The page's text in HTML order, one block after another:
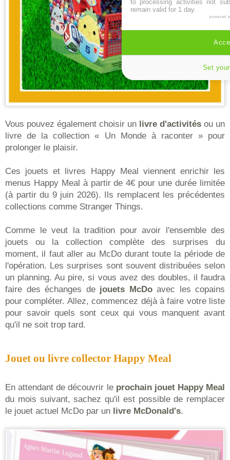
Vous pouvez également choisir un livre d'activités ou un
livre de la collection « Un Monde à raconter » pour
prolonger le plaisir.
Ces jouets et livres Happy Meal viennent enrichir les
menus Happy Meal à partir de 4€ pour une durée limitée
(à partir du 9 juin 2026). Ils remplacent les précédentes
collections comme Stranger Things.
Comme le veut la tradition pour avoir l'ensemble des
jouets ou la collection complète des surprises du
moment, il faut aller au McDo durant toute la période de
l'opération. Les surprises sont souvent distribuées selon
un planning. Au pire, si vous avez des doubles, il faudra
faire des échanges de jouets McDoavec les copains
pour compléter. Allez, commencez déjà à faire votre liste
pour savoir quels sont ceux qui vous manquent avant
qu'il ne soit trop tard.
Jouet ou livre collector Happy Meal
En attendant de découvrir le prochain jouet Happy Meal
du mois suivant, sachez qu'il est possible de remplacer
le jouet actuel McDo par un livre McDonald's.
to processing activities not
remain valid for 1 day.
powered
Set